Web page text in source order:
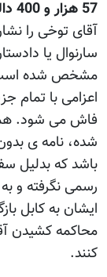
57 هزار و 400 دالر آمريکايی
آقای توخی را
سارنوال يا
مشخص شده است.
اعزامی با تمام
فاش می شود.
شده، نامه ی
باشد که بدليل
رسمی نگرفته و
ايشان به کابل
محاکمه کشيدن
کنند.